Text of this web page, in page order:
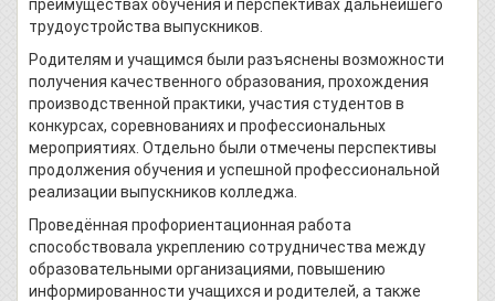
преимуществах обучения и перспективах дальнейшего
трудоустройства выпускников.
Родителям и учащимся были разъяснены возможности
получения качественного образования, прохождения
производственной практики, участия студентов в
конкурсах, соревнованиях и профессиональных
мероприятиях. Отдельно были отмечены перспективы
продолжения обучения и успешной профессиональной
реализации выпускников колледжа.
Проведённая профориентационная работа
способствовала укреплению сотрудничества между
образовательными организациями, повышению
информированности учащихся и родителей, а также